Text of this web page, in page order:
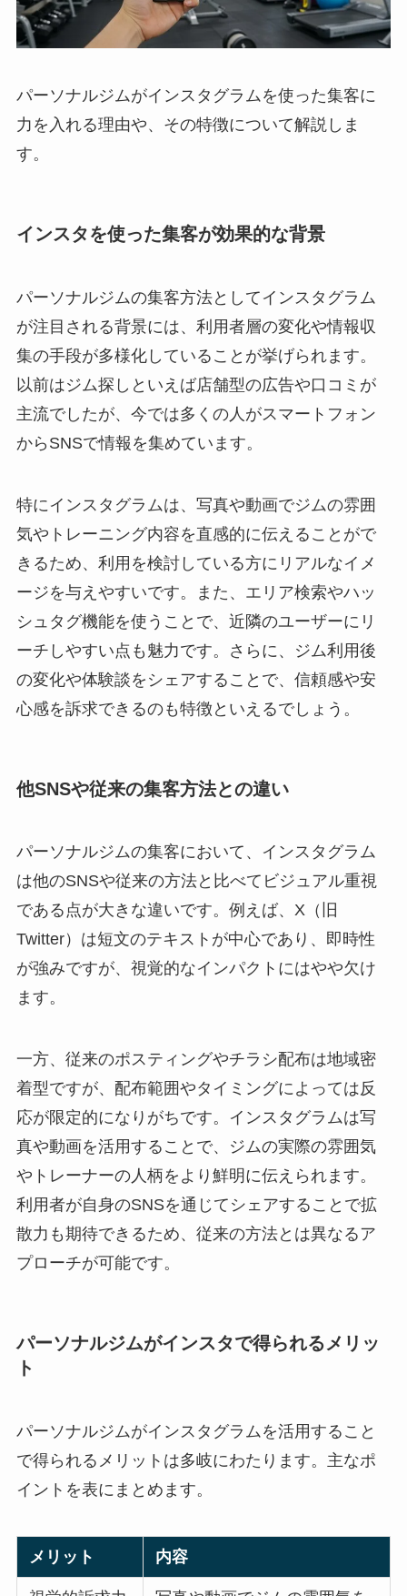
パーソナルジムがインスタグラムを使った集客に
力を入れる理由や、その特徴について解説しま
す。
インスタを使った集客が効果的な背景
パーソナルジムの集客方法としてインスタグラム
が注目される背景には、利用者層の変化や情報収
集の手段が多様化していることが挙げられます。
以前はジム探しといえば店舗型の広告や口コミが
主流でしたが、今では多くの人がスマートフォン
からSNSで情報を集めています。
特にインスタグラムは、写真や動画でジムの雰囲
気やトレーニング内容を直感的に伝えることがで
きるため、利用を検討している方にリアルなイメ
ージを与えやすいです。また、エリア検索やハッ
シュタグ機能を使うことで、近隣のユーザーにリ
ーチしやすい点も魅力です。さらに、ジム利用後
の変化や体験談をシェアすることで、信頼感や安
心感を訴求できるのも特徴といえるでしょう。
他SNSや従来の集客方法との違い
パーソナルジムの集客において、インスタグラム
は他のSNSや従来の方法と比べてビジュアル重視
である点が大きな違いです。例えば、X（旧
Twitter）は短文のテキストが中心であり、即時性
が強みですが、視覚的なインパクトにはやや欠け
ます。
一方、従来のポスティングやチラシ配布は地域密
着型ですが、配布範囲やタイミングによっては反
応が限定的になりがちです。インスタグラムは写
真や動画を活用することで、ジムの実際の雰囲気
やトレーナーの人柄をより鮮明に伝えられます。
利用者が自身のSNSを通じてシェアすることで拡
散力も期待できるため、従来の方法とは異なるア
プローチが可能です。
パーソナルジムがインスタで得られるメリッ
ト
パーソナルジムがインスタグラムを活用すること
で得られるメリットは多岐にわたります。主なポ
イントを表にまとめます。
メリット 内容